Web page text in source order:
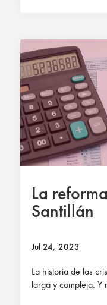
La
Santillán
Jul 24, 2023
La historia de las
larga y compleja. Y